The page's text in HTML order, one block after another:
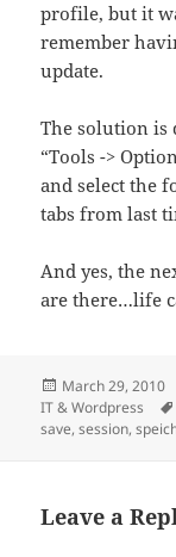
profile, but it
remember
update.
The solution is
“Tools ->
and select the
tabs from last
And yes, the
are there…life
Posted
on
March 29, 2010
IT & Wordpress
save,session,
Leave a